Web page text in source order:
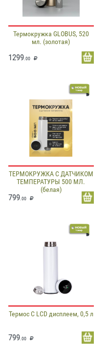
Термокружка GLOBUS, 520
мл. (золотая)
1299.00
ТЕРМОКРУЖКА С ДАТЧИКОМ
ТЕМПЕРАТУРЫ 500 МЛ.
(белая)
799.00
Термос С LCD дисплеем, 0,5 л
799.00